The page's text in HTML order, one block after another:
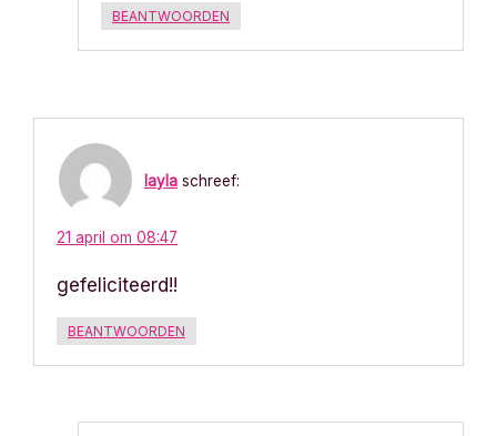
BEANTWOORDEN
layla schreef:
21 april om 08:47
gefeliciteerd!!
BEANTWOORDEN